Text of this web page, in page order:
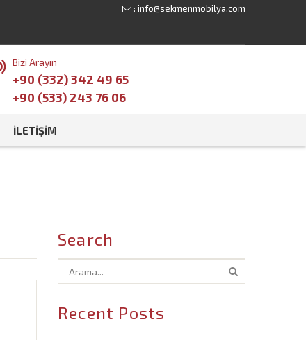
: info@sekmenmobilya.com
Bizi Arayın
+90 (332) 342 49 65
+90 (533) 243 76 06
İLETIŞIM
Search
Recent Posts